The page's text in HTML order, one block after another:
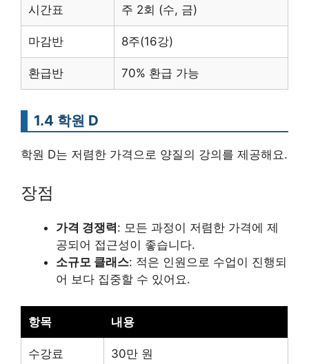
시간표 주 2회 (수, 금)
마감반 8주(16강)
환급반 70% 환급 가능
1.4 학원 D
학원 D는 저렴한 가격으로 양질의 강의를 제공해요.
장점
가격 경쟁력: 모든 과정이 저렴한 가격에 제
공되어 접근성이 좋습니다.
소규모 클래스: 적은 인원으로 수업이 진행되
어 보다 집중할 수 있어요.
항목 내용
수강료 30만 원